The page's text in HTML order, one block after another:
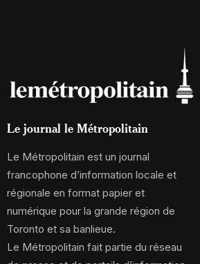
Le journal le Métropolitain
Le Métropolitain est un journal
francophone d’information locale et
régionale en format papier et
numérique pour la grande région de
Toronto et sa banlieue.
Le Métropolitain fait partie du réseau